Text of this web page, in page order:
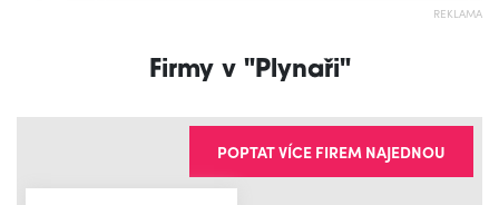
REKLAMA
Firmy v "Plynaři"
POPTAT VÍCE FIREM NAJEDNOU